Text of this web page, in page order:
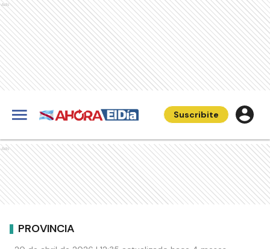
Ads
Suscribite
Ads
PROVINCIA